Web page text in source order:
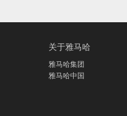
关于雅马哈
雅马哈集团
雅马哈中国